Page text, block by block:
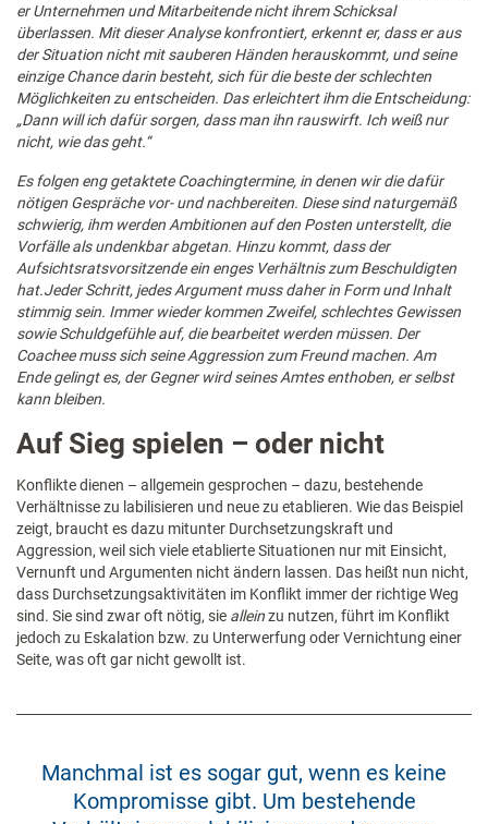
er Unternehmen und Mitarbeitende nicht ihrem Schicksal
überlassen. Mit dieser Analyse konfrontiert, erkennt er, dass er aus
der Situation nicht mit sauberen Händen herauskommt, und seine
einzige Chance darin besteht, sich für die beste der schlechten
Möglichkeiten zu entscheiden. Das erleichtert ihm die Entscheidung:
„Dann will ich dafür sorgen, dass man ihn rauswirft. Ich weiß nur
nicht, wie das geht.“
Es folgen eng getaktete Coachingtermine, in denen wir die dafür
nötigen Gespräche vor- und nachbereiten. Diese sind naturgemäß
schwierig, ihm werden Ambitionen auf den Posten unterstellt, die
Vorfälle als undenkbar abgetan. Hinzu kommt, dass der
Aufsichtsratsvorsitzende ein enges Verhältnis zum Beschuldigten
hat.Jeder Schritt, jedes Argument muss daher in Form und Inhalt
stimmig sein. Immer wieder kommen Zweifel, schlechtes Gewissen
sowie Schuldgefühle auf, die bearbeitet werden müssen. Der
Coachee muss sich seine Aggression zum Freund machen. Am
Ende gelingt es, der Gegner wird seines Amtes enthoben, er selbst
kann bleiben.
Auf Sieg spielen – oder nicht
Konflikte dienen – allgemein gesprochen – dazu, bestehende
Verhältnisse zu labilisieren und neue zu etablieren. Wie das Beispiel
zeigt, braucht es dazu mitunter Durchsetzungskraft und
Aggression, weil sich viele etablierte Situationen nur mit Einsicht,
Vernunft und Argumenten nicht ändern lassen. Das heißt nun nicht,
dass Durchsetzungsaktivitäten im Konflikt immer der richtige Weg
sind. Sie sind zwar oft nötig, sie alleinzu nutzen, führt im Konflikt
jedoch zu Eskalation bzw. zu Unterwerfung oder Vernichtung einer
Seite, was oft gar nicht gewollt ist.
Manchmal ist es sogar gut, wenn es keine
Kompromisse gibt. Um bestehende